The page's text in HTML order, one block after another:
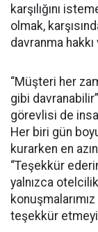
karşılığını
olmak,
davranma
“Müşteri her
gibi
görevlisi de
Her biri gün
kurarken en
“Teşekkür
yalnızca
teşekkür